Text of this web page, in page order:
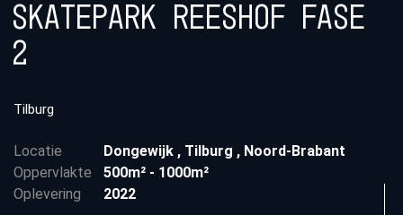
Skatepark Reeshof fase
2
Tilburg
Locatie Dongewijk , Tilburg , Noord-Brabant
Oppervlakte
500m² - 1000m²
Oplevering
2022